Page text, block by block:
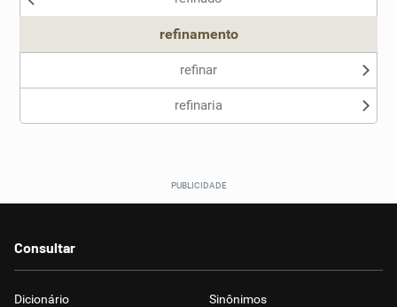
refinamento
refinar
refinaria
Consultar
Dicionário Sinônimos